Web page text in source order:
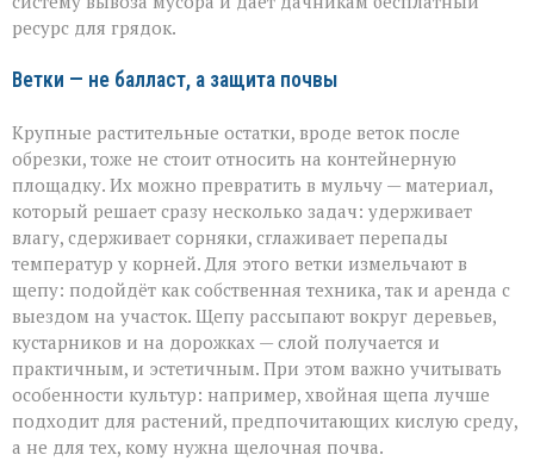
ресурс для грядок.
Ветки — не балласт, а защита почвы
Крупные растительные остатки, вроде веток после
обрезки, тоже не стоит относить на контейнерную
площадку. Их можно превратить в мульчу — материал,
который решает сразу несколько задач: удерживает
влагу, сдерживает сорняки, сглаживает перепады
температур у корней. Для этого ветки измельчают в
щепу: подойдёт как собственная техника, так и аренда с
выездом на участок. Щепу рассыпают вокруг деревьев,
кустарников и на дорожках — слой получается и
практичным, и эстетичным. При этом важно учитывать
особенности культур: например, хвойная щепа лучше
подходит для растений, предпочитающих кислую среду,
а не для тех, кому нужна щелочная почва.